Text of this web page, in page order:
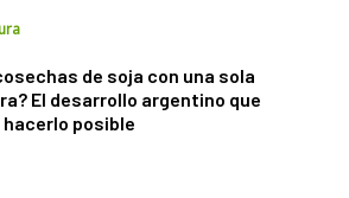
de soja con una sola
El desarrollo argentino que
posible